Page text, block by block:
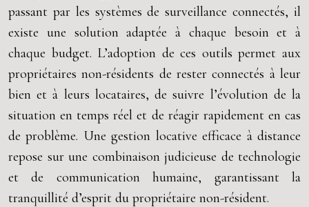
passant par les systèmes de surveillance connectés, il
existe une solution adaptée à chaque besoin et à
chaque budget. L’adoption de ces outils permet aux
propriétaires non-résidents de rester connectés à leur
bien et à leurs locataires, de suivre l’évolution de la
situation en temps réel et de réagir rapidement en cas
de problème. Une gestion locative efficace à distance
repose sur une combinaison judicieuse de technologie
et de communication humaine, garantissant la
tranquillité d’esprit du propriétaire non-résident.